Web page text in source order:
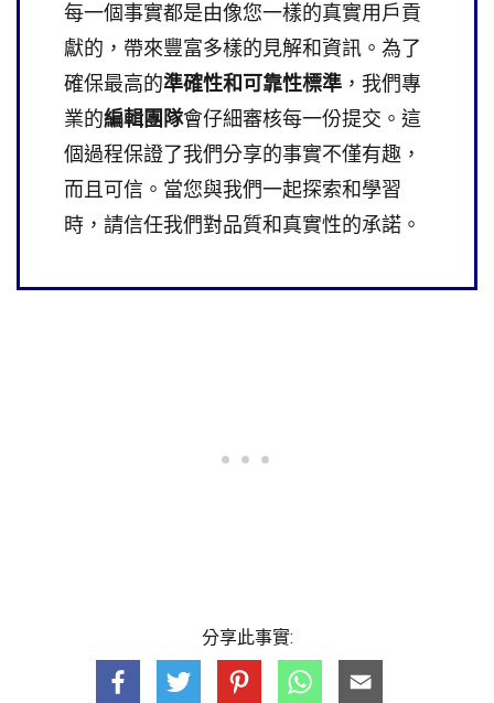
每一個事實都是由像您一樣的真實用戶貢
獻的，帶來豐富多樣的見解和資訊。為了
確保最高的準確性和可靠性標準 ，我們專
業的編輯團隊會仔細審核每一份提交。這
個過程保證了我們分享的事實不僅有趣，
而且可信。當您與我們一起探索和學習
時，請信任我們對品質和真實性的承諾。
分享此事實: